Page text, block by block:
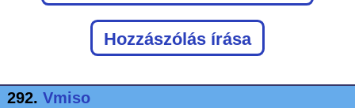
Hozzászólás írása
292. Vmiso